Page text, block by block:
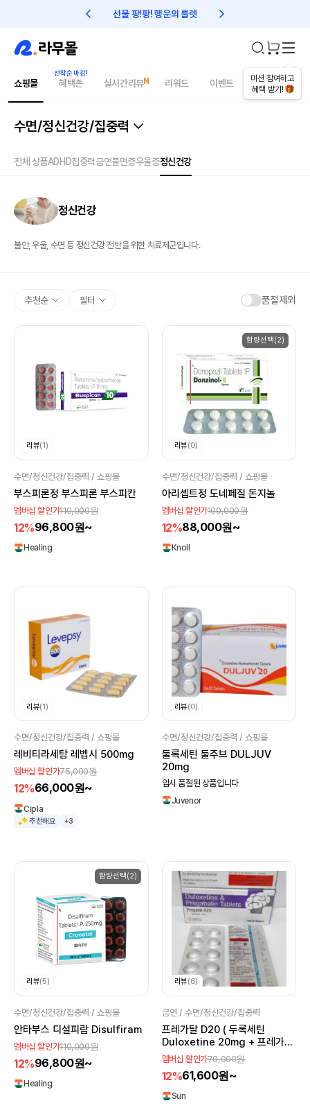
선물 팡!팡! 행운의 룰렛 친구초대 1만원 리워드!
미션 참여하고
혜택 받기!
쇼핑몰 혜택존 실시간리뷰 리워드 이벤트 건강매거진
수면/정신건강/집중력
전체 상품ADHD집중력금연불면증우울증정신건강
정신건강
불안, 우울, 수면 등 정신건강 전반을 위한 치료제군입니다.
추천순 필터 품절제외
리뷰(1)
수면/정신건강/집중력 / 쇼핑몰
부스피론정 부스피론 부스피칸
멤버십 할인가110,000원
12%96,800원~
Healing
함량선택(2)
리뷰(0)
수면/정신건강/집중력 / 쇼핑몰
아리셉트정 도네페질 돈지놀
멤버십 할인가100,000원
12%88,000원~
Knoll
리뷰(1)
수면/정신건강/집중력 / 쇼핑몰
레비티라세탐 레벱시 500mg
멤버십 할인가75,000원
12%66,000원~
Cipla
추천해요 +3
리뷰(0)
수면/정신건강/집중력 / 쇼핑몰
둘록세틴 둘주브 DULJUV
20mg
임시 품절된 상품입니다
Juvenor
함량선택(2)
리뷰(5)
수면/정신건강/집중력 / 쇼핑몰
안타부스 디설피람 Disulfiram
멤버십 할인가110,000원
12%96,800원~
Healing
리뷰(6)
금연 / 수면/정신건강/집중력
프레가탈 D20 ( 두록세틴
Duloxetine 20mg + 프레가발
린 Pregabalin 75mg )
멤버십 할인가70,000원
12%61,600원~
Sun